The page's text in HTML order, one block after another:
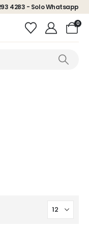
4283 - Solo Whatsapp
0